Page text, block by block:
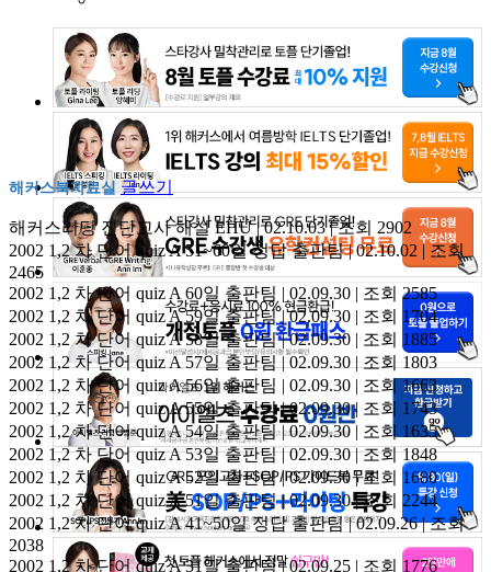
해커스북자료실 글쓰기
해커스리딩 진단고사 해설EHU | 02.10.03 | 조회 2902
2002 1,2 차 단어 quiz A 51~60일 정답출판팀 | 02.10.02 | 조회
2465
2002 1,2 차 단어 quiz A 60일 출판팀 | 02.09.30 | 조회 2585
2002 1,2 차 단어 quiz A 59일출판팀 | 02.09.30 | 조회 1704
2002 1,2 차 단어 quiz A 58일출판팀 | 02.09.30 | 조회 1885
2002 1,2 차 단어 quiz A 57일 출판팀 | 02.09.30 | 조회 1803
2002 1,2 차 단어 quiz A 56일출판팀 | 02.09.30 | 조회 1663
2002 1,2 차 단어 quiz A 55일출판팀 | 02.09.30 | 조회 1743
2002 1,2 차 단어 quiz A 54일출판팀 | 02.09.30 | 조회 1635
2002 1,2 차 단어 quiz A 53일출판팀 | 02.09.30 | 조회 1848
2002 1,2 차 단어 quiz A 52일출판팀 | 02.09.30 | 조회 1680
2002 1,2 차 단어 quiz A 51일출판팀 | 02.09.30 | 조회 2244
2002 1,2 차 단어 quiz A 41~50일 정답출판팀 | 02.09.26 | 조회
2038
2002 1,2 차 단어 quiz A 31일출판팀 | 02.09.25 | 조회 1776